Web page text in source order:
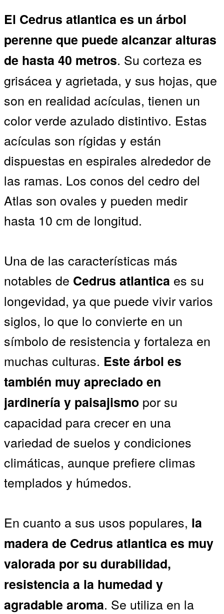
El Cedrus atlantica es un árbol
perenne que puede alcanzar alturas
de hasta 40 metros. Su corteza es
grisácea y agrietada, y sus hojas, que
son en realidad acículas, tienen un
color verde azulado distintivo. Estas
acículas son rígidas y están
dispuestas en espirales alrededor de
las ramas. Los conos del cedro del
Atlas son ovales y pueden medir
hasta 10 cm de longitud.
Una de las características más
notables de Cedrus atlantica es su
longevidad, ya que puede vivir varios
siglos, lo que lo convierte en un
símbolo de resistencia y fortaleza en
muchas culturas. Este árbol es
también muy apreciado en
jardinería y paisajismo por su
capacidad para crecer en una
variedad de suelos y condiciones
climáticas, aunque prefiere climas
templados y húmedos.
En cuanto a sus usos populares, la
madera de Cedrus atlantica es muy
valorada por su durabilidad,
resistencia a la humedad y
agradable aroma. Se utiliza en la